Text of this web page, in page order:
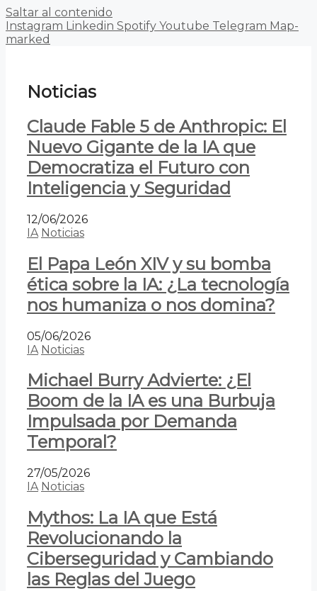
Saltar al contenido
Instagram Linkedin Spotify Youtube Telegram Map-
marked
Noticias
Claude Fable 5 de Anthropic: El
Nuevo Gigante de la IA que
Democratiza el Futuro con
Inteligencia y Seguridad
12/06/2026
IA Noticias
El Papa León XIV y su bomba
ética sobre la IA: ¿La tecnología
nos humaniza o nos domina?
05/06/2026
IA Noticias
Michael Burry Advierte: ¿El
Boom de la IA es una Burbuja
Impulsada por Demanda
Temporal?
27/05/2026
IA Noticias
Mythos: La IA que Está
Revolucionando la
Ciberseguridad y Cambiando
las Reglas del Juego